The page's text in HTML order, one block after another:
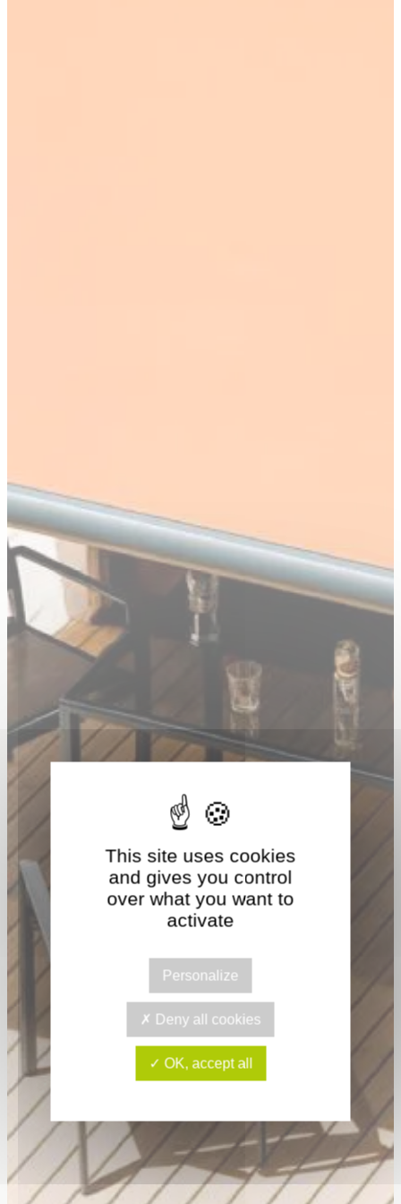
This site uses cookies
and gives you control
over what you want to
activate
Personalize
Deny all cookies
OK, accept all